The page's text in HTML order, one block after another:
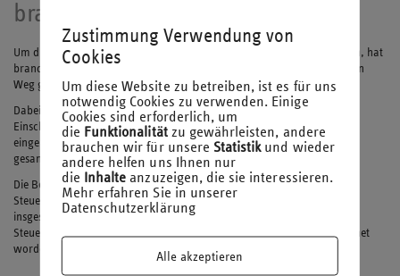
brand eins
Um die passenden Steuerberatungs- und Wirtschaftskanzleien zu finden, hat
brand eins in Kooperation mit Statista eine umfangreiche Studie auf den
Weg gebracht.
Dabei wurden zunächst Steuerberater und Wirtschaftsprüfer um ihre
Einschätzung gebeten. Anschließend wurden die Urteile von Kunden
eingeholt und konkrete Empfehlungen für Kanzleien und Fachgebiete
gesammelt.
Die Bestenlisten zeichnen entlang von 18 Fachsegmenten im Bereich
Steuerberatung und vier Segmente im Bereich Wirtschaftsprüfung
insgesamt 236 Kanzleien aus. Deshalb freuen wir uns, als bester
Steuerberater und Wirtschaftsprüfung 2021 in Deutschland ausgezeichnet
worden zu sein.
Zustimmung Verwendung von
Cookies
Um diese Website zu betreiben, ist es für uns
notwendig Cookies zu verwenden. Einige
Cookies sind erforderlich, um
die Funktionalitätzu gewährleisten, andere
brauchen wir für unsere Statistikund wieder
andere helfen uns Ihnen nur
die Inhalte anzuzeigen, die sie interessieren.
Mehr erfahren Sie in unserer
Datenschutzerklärung
Alle akzeptieren